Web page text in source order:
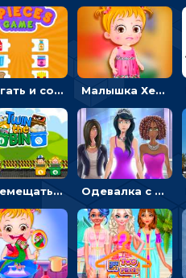
Двигать и соединять пазлы по смыслу - головоломка для детей Малышка Хейзел заболела ветрянкой: вызывать доктора и лечить
Перемещать героя с корзиной или собирать мусор - гиперказуальная Одевалка с разными стилями: переодевать, красить и выигрывать конкурс красоты